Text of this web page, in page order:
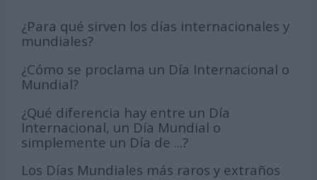
¿Para qué sirven los días internacionales y
mundiales?
¿Cómo se proclama un Día Internacional o
Mundial?
¿Qué diferencia hay entre un Día
Internacional, un Día Mundial o
simplemente un Día de ...?
Los Días Mundiales más raros y extraños